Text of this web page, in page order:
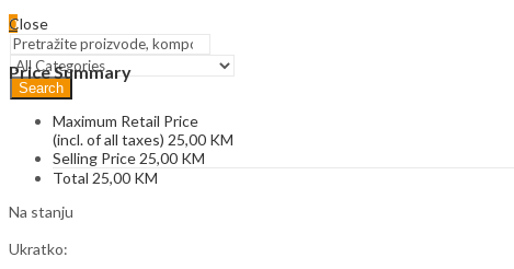
0
Search
Close
Price Summary
Maximum Retail Price
(incl. of all taxes) 25,00 KM
Selling Price 25,00 KM
Total 25,00 KM
Na stanju
Ukratko: